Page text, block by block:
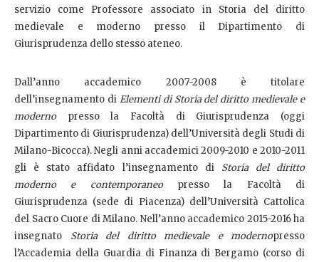
servizio come Professore associato in Storia del diritto
medievale e moderno presso il Dipartimento di
Giurisprudenza dello stesso ateneo.
Dall’anno accademico 2007-2008 è titolare
dell’insegnamento di Elementi di Storia del diritto medievale e
modernopresso la Facoltà di Giurisprudenza (oggi
Dipartimento di Giurisprudenza) dell’Università degli Studi di
Milano-Bicocca). Negli anni accademici 2009-2010 e 2010-2011
gli è stato affidato l’insegnamento di Storia del diritto
moderno e contemporaneopresso la Facoltà di
Giurisprudenza (sede di Piacenza) dell’Università Cattolica
del Sacro Cuore di Milano. Nell’anno accademico 2015-2016 ha
insegnato Storia del diritto medievale e modernopresso
l’Accademia della Guardia di Finanza di Bergamo (corso di